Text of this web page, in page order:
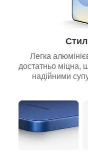
Легка
достатньо міцна,
надійними